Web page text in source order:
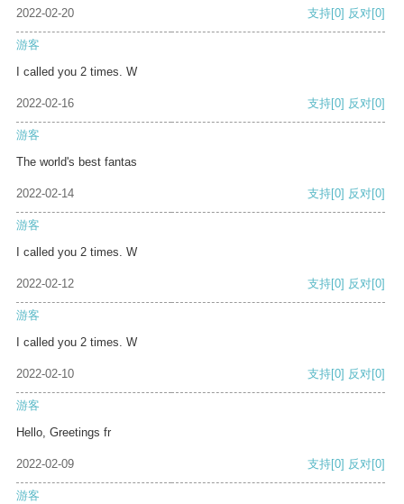
2022-02-20 支持[0] 反对[0]
游客
I called you 2 times. W
2022-02-16 支持[0] 反对[0]
游客
The world's best fantas
2022-02-14 支持[0] 反对[0]
游客
I called you 2 times. W
2022-02-12 支持[0] 反对[0]
游客
I called you 2 times. W
2022-02-10 支持[0] 反对[0]
游客
Hello, Greetings fr
2022-02-09 支持[0] 反对[0]
游客